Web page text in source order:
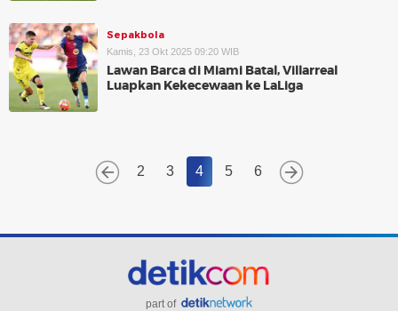
Sepakbola
Kamis, 23 Okt 2025 09:20 WIB
Lawan Barca di Miami Batal, Villarreal
Luapkan Kekecewaan ke LaLiga
2 3 4 5 6
part of